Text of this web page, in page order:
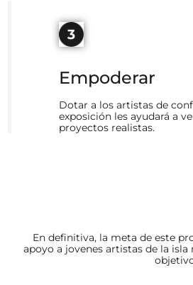
Empoderar
Dotar a los artistas de
exposición les ayudará a
proyectos realistas.
En definitiva, la meta de este
apoyo a jovenes artistas de la